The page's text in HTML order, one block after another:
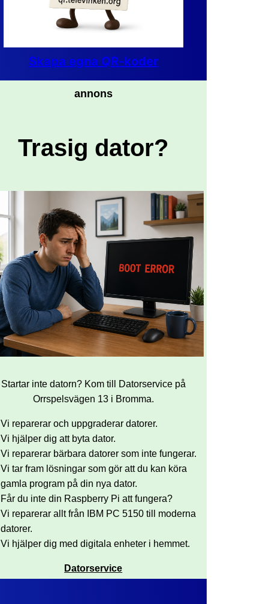
Skapa egna QR-koder
annons
Trasig dator?
Startar inte datorn? Kom till Datorservice på
Orrspelsvägen 13 i Bromma.
Vi reparerar och uppgraderar datorer.
Vi hjälper dig att byta dator.
Vi reparerar bärbara datorer som inte fungerar.
Vi tar fram lösningar som gör att du kan köra
gamla program på din nya dator.
Får du inte din Raspberry Pi att fungera?
Vi reparerar allt från IBM PC 5150 till moderna
datorer.
Vi hjälper dig med digitala enheter i hemmet.
Datorservice